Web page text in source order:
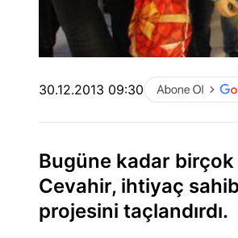
30.12.2013 09:30
Bugüne kadar
Cevahir, ihtiyaç
projesini taçlandırdı.